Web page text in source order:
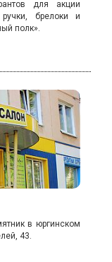
для акции
брелоки и
полк».
в юргинском
43.